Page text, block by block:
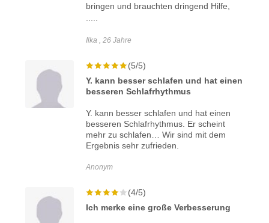
bringen und brauchten dringend Hilfe,
Ilka , 26 Jahre
(5/5)
Y. kann besser schlafen und hat einen
besseren Schlafrhythmus
Y. kann besser schlafen und hat einen
besseren Schlafrhythmus. Er scheint
mehr zu schlafen… Wir sind mit dem
Ergebnis sehr zufrieden.
Anonym
(4/5)
Ich merke eine große Verbesserung